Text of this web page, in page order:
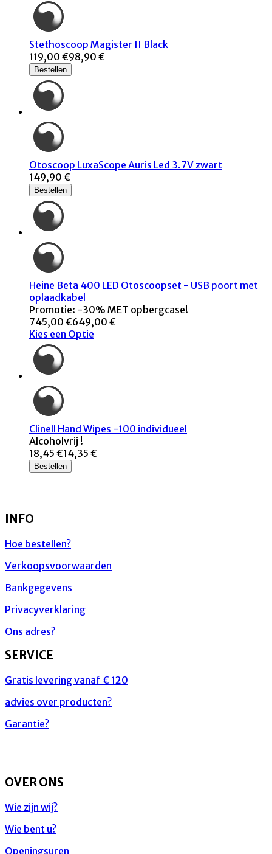
Stethoscoop Magister II Black
119,00 €98,90 €
Bestellen
Otoscoop LuxaScope Auris Led 3.7V zwart
149,90 €
Bestellen
Heine Beta 400 LED Otoscoopset - USB poort met
oplaadkabel
Promotie: -30% MET opbergcase!
745,00 €649,00 €
Kies een Optie
Clinell Hand Wipes -100 individueel
Alcoholvrij !
18,45 €14,35 €
Bestellen
INFO
Hoe bestellen?
Verkoopsvoorwaarden
Bankgegevens
Privacyverklaring
Ons adres?
SERVICE
Gratis levering vanaf € 120
advies over producten?
Garantie?
OVER ONS
Wie zijn wij?
Wie bent u?
Openingsuren